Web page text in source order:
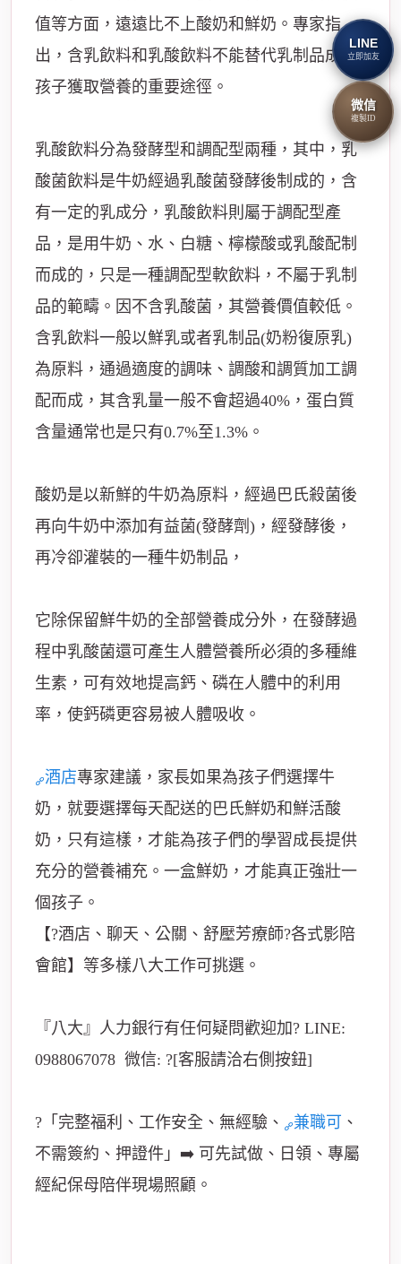
值等方面，遠遠比不上酸奶和鮮奶。專家指
出，含乳飲料和乳酸飲料不能替代乳制品成為
孩子獲取營養的重要途徑。
乳酸飲料分為發酵型和調配型兩種，其中，乳
酸菌飲料是牛奶經過乳酸菌發酵後制成的，含
有一定的乳成分，乳酸飲料則屬于調配型產
品，是用牛奶、水、白糖、檸檬酸或乳酸配制
而成的，只是一種調配型軟飲料，不屬于乳制
品的範疇。因不含乳酸菌，其營養價值較低。
含乳飲料一般以鮮乳或者乳制品(奶粉復原乳)
為原料，通過適度的調味、調酸和調質加工調
配而成，其含乳量一般不會超過40%，蛋白質
含量通常也是只有0.7%至1.3%。
酸奶是以新鮮的牛奶為原料，經過巴氏殺菌後
再向牛奶中添加有益菌(發酵劑)，經發酵後，
再冷卻灌裝的一種牛奶制品，
它除保留鮮牛奶的全部營養成分外，在發酵過
程中乳酸菌還可產生人體營養所必須的多種維
生素，可有效地提高鈣、磷在人體中的利用
率，使鈣磷更容易被人體吸收。
酒店專家建議，家長如果為孩子們選擇牛
奶，就要選擇每天配送的巴氏鮮奶和鮮活酸
奶，只有這樣，才能為孩子們的學習成長提供
充分的營養補充。一盒鮮奶，才能真正強壯一
個孩子。
【?酒店、聊天、公關、舒壓芳療師?各式影陪
會館】等多樣八大工作可挑選。
『八大』人力銀行有任何疑問歡迎加? LINE:
0988067078 微信: ?[客服請洽右側按鈕]
?「完整福利、工作安全、無經驗、 兼職可
、
不需簽約、押證件」➡️ 可先試做、日領、專屬
經紀保母陪伴現場照顧。
LINE
立即加友
微信
複製ID